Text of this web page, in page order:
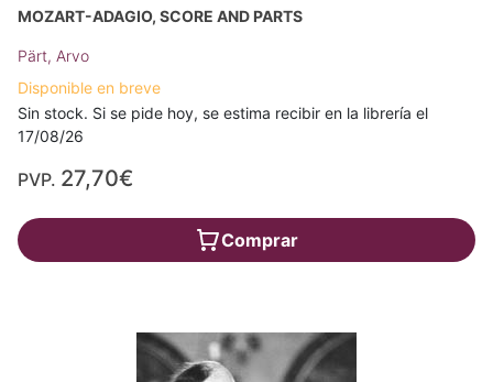
MOZART-ADAGIO, SCORE AND PARTS
Pärt, Arvo
Disponible en breve
Sin stock. Si se pide hoy, se estima recibir en la librería el
17/08/26
PVP. 27,70€
Comprar